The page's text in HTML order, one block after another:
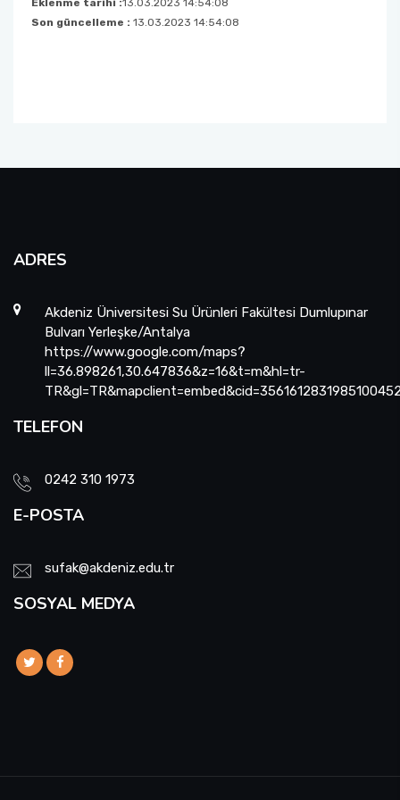
Eklenme tarihi :13.03.2023 14:54:08
Son güncelleme : 13.03.2023 14:54:08
ADRES
Akdeniz Üniversitesi Su Ürünleri Fakültesi Dumlupınar
Bulvarı Yerleşke/Antalya
https://www.google.com/maps?
ll=36.898261,30.647836&z=16&t=m&hl=tr-
TELEFON
0242 310 1973
E-POSTA
sufak@akdeniz.edu.tr
SOSYAL MEDYA
Anketler